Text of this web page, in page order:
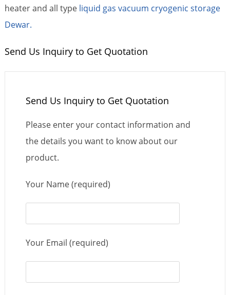
heater and all type liquid gas vacuum cryogenic storage
Dewar.
Send Us Inquiry to Get Quotation
Send Us Inquiry to Get Quotation
Please enter your contact information and
the details you want to know about our
product.
Your Name (required)
Your Email (required)